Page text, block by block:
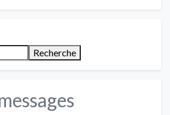
Recherche